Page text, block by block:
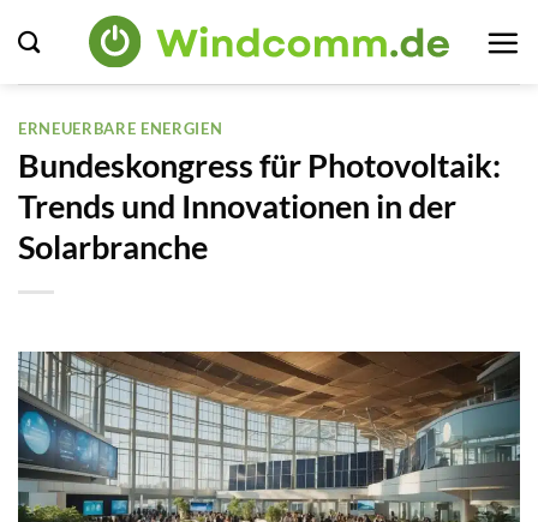
Inhalt
springen
ERNEUERBARE ENERGIEN
Bundeskongress für Photovoltaik:
Trends und Innovationen in der
Solarbranche